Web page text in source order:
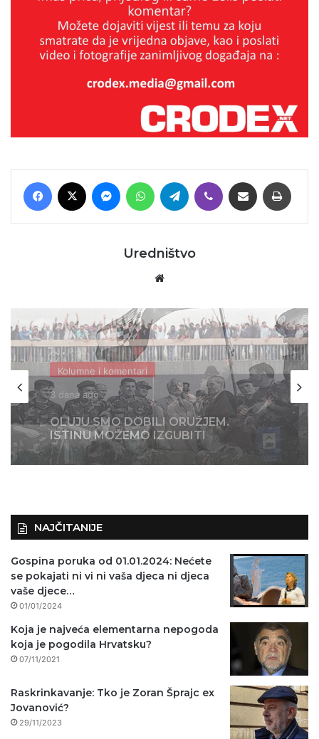
Facebook MessengerWhatsAppTelegram Viber Podijeli putem E-maila
Uredništvo
Kolumne i komentari
4 dana ago
KOLONA NIJE KRENULA IZ ZAGREBA,
NEGO BEOGRADA – NIKAKVI MITOVI
NE MOGU PROMIJENITI ISTINU
NAJČITANIJE
Gospina poruka od 01.01.2024: Nećete
se pokajati ni vi ni vaša djeca ni djeca
vaše djece…
01/01/2024
Koja je najveća elementarna nepogoda
koja je pogodila Hrvatsku?
07/11/2021
Raskrinkavanje: Tko je Zoran Šprajc ex
Jovanović?
29/11/2023